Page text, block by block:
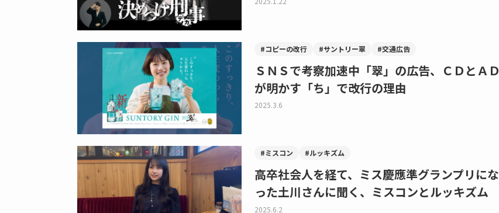
#コピーの改行 #サントリー翠 #交通広告
ＳＮＳで考察加速中「翠」の広告、ＣＤとＡＤ
が明かす「ち」で改行の理由
2025.3.6
#ミスコン #ルッキズム
高卒社会人を経て、ミス慶應準グランプリにな
った土川さんに聞く、ミスコンとルッキズム
2025.6.2